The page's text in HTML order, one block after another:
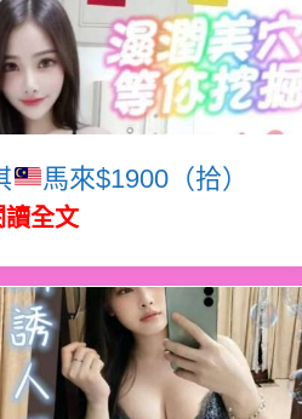
馬來$1900（拾）
讀全文